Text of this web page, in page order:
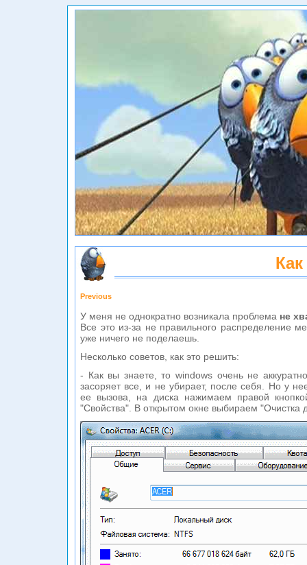
Previous
У меня не однократно возникала проблема не
Все это из-за не правильного распределение
уже ничего не поделаешь.
Несколько советов, как это решить:
- Как вы знаете, то windows очень не
засоряет все, и не убирает, после себя. Но у
ее вызова, на диска нажимаем правой
"Свойства". В открытом окне выбираем "Очистка